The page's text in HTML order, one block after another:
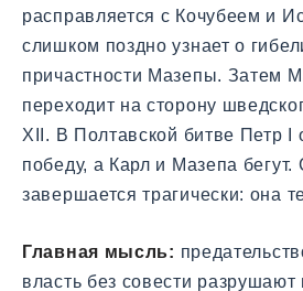
расправляется с Кочубеем и
слишком поздно узнает о
причастности Мазепы. Затем
переходит на сторону
XII. В Полтавской битве Петр I
победу, а Карл и Мазепа
завершается трагически: она
Главная мысль:
власть без совести разрушают